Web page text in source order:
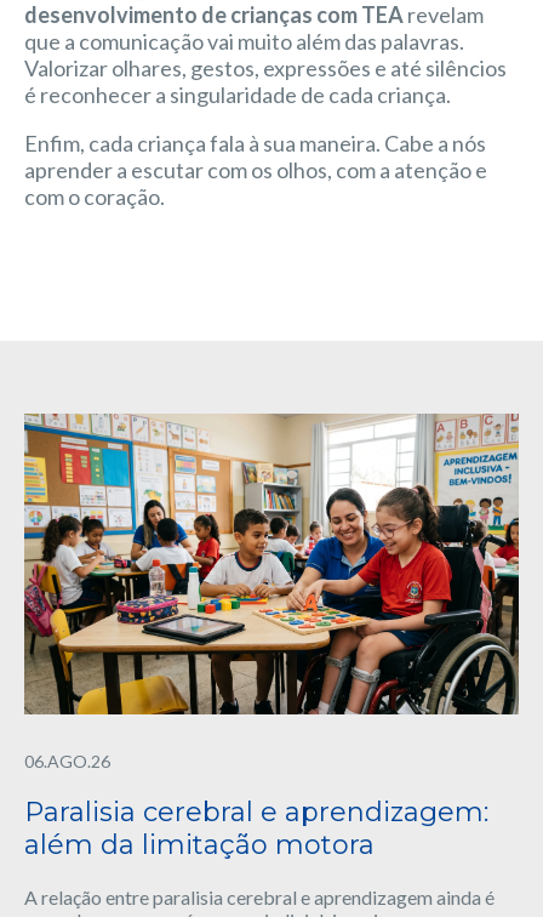
desenvolvimento de crianças com TEArevelam
que a comunicação vai muito além das palavras.
Valorizar olhares, gestos, expressões e até silêncios
é reconhecer a singularidade de cada criança.
Enfim, cada criança fala à sua maneira. Cabe a nós
aprender a escutar com os olhos, com a atenção e
com o coração.
06.AGO.26
Paralisia cerebral e aprendizagem:
além da limitação motora
A relação entre paralisia cerebral e aprendizagem ainda é